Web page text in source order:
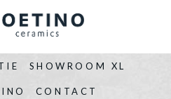
SHOWROOM XL
CONTACT